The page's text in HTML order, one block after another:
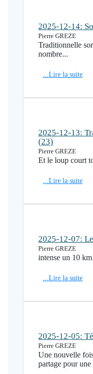
2025-12-14:
Pierre GREZE
Traditionnelle
nombre...
...Lire la suite
2025-12-13:
(23)
Pierre GREZE
Et le loup court
...Lire la suite
2025-12-07:
Pierre GREZE
intense un 10
...Lire la suite
2025-12-05:
Pierre GREZE
Une nouvelle
partage pour une